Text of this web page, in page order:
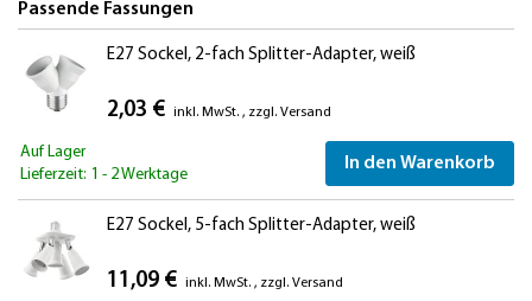
Passende Fassungen
E27 Sockel, 2-fach Splitter-Adapter, weiß
2,03 € inkl. MwSt. , zzgl. Versand
Auf Lager
Lieferzeit: 1 - 2 Werktage
In den Warenkorb
E27 Sockel, 5-fach Splitter-Adapter, weiß
11,09 € inkl. MwSt. , zzgl. Versand